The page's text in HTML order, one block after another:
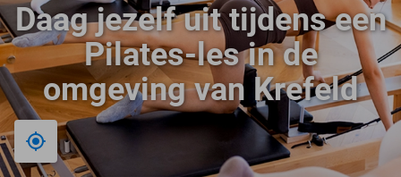
9,4
Ontdek 15.000+ deals
Daag jezelf uit tijdens een
Pilates-les in de
omgeving van Krefeld
Bij mij in de buurt